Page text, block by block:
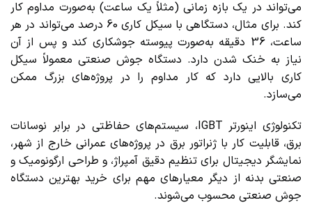
می‌تواند در یک بازه زمانی (مثلاً یک ساعت) به‌صورت مداوم کار
کند. برای مثال، دستگاهی با سیکل کاری 60 درصد می‌تواند در هر
ساعت، 36 دقیقه به‌صورت پیوسته جوشکاری کند و پس از آن
نیاز به خنک شدن دارد. دستگاه جوش صنعتی معمولاً سیکل
کاری بالایی دارد که کار مداوم را در پروژه‌های بزرگ ممکن
می‌سازد.
تکنولوژی اینورتر IGBT، سیستم‌های حفاظتی در برابر نوسانات
برق، قابلیت کار با ژنراتور برق در پروژه‌های عمرانی خارج از شهر،
نمایشگر دیجیتال برای تنظیم دقیق آمپراژ، و طراحی ارگونومیک و
صنعتی بدنه از دیگر معیارهای مهم برای خرید بهترین دستگاه
جوش صنعتی محسوب می‌شوند.